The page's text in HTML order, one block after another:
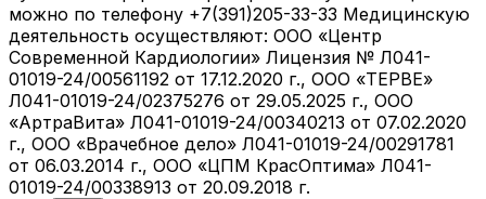
можно по телефону +7(391)205-33-33 Медицинскую
деятельность осуществляют: ООО «Центр
Современной Кардиологии» Лицензия № Л041-
01019-24/00561192 от 17.12.2020 г., ООО «ТЕРВЕ»
Л041-01019-24/02375276 от 29.05.2025 г., ООО
«АртраВита» Л041-01019-24/00340213 от 07.02.2020
г., ООО «Врачебное дело» Л041-01019-24/00291781
от 06.03.2014 г., ООО «ЦПМ КрасОптима» Л041-
01019-24/00338913 от 20.09.2018 г.